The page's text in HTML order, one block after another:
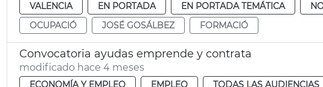
VALENCIA
EN PORTADA EN PORTADA TEMÁTICA
OCUPACIÓ
JOSÉ GOSÁLBEZ FORMACIÓ
Convocatoria ayudas emprende y contrata
modificado hace 4 meses
ECONOMÍA Y EMPLEO EMPLEO TODAS LAS AUDIENCIAS